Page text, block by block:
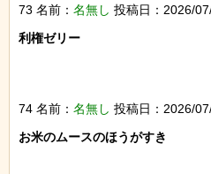
73 名前： 名無し 投稿日：2026/
利権ゼリー
74 名前： 名無し 投稿日：2026/
お米のムースのほうがすき